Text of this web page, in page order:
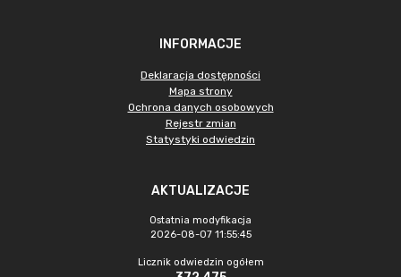
INFORMACJE
Deklaracja dostępności
Mapa strony
Ochrona danych osobowych
Rejestr zmian
Statystyki odwiedzin
AKTUALIZACJE
Ostatnia modyfikacja
2026-08-07 11:55:45
Licznik odwiedzin ogółem